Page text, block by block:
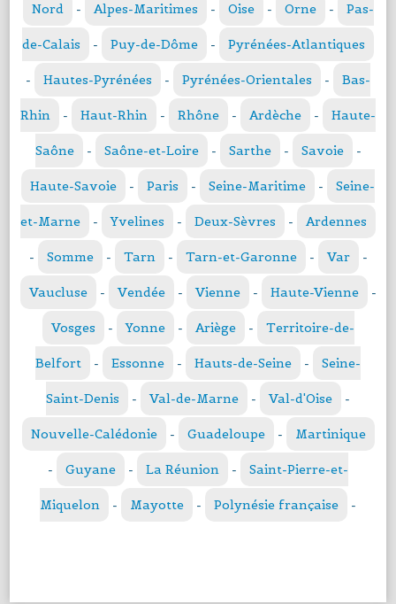
Nord - Alpes-Maritimes - Oise - Orne - Pas-
de-Calais - Puy-de-Dôme - Pyrénées-Atlantiques
- Hautes-Pyrénées - Pyrénées-Orientales - Bas-
Rhin - Haut-Rhin - Rhône - Ardèche - Haute-
Saône - Saône-et-Loire - Sarthe - Savoie -
Haute-Savoie - Paris - Seine-Maritime - Seine-
et-Marne - Yvelines - Deux-Sèvres - Ardennes
- Somme - Tarn - Tarn-et-Garonne - Var -
Vaucluse - Vendée - Vienne - Haute-Vienne -
Vosges - Yonne - Ariège - Territoire-de-
Belfort - Essonne - Hauts-de-Seine - Seine-
Saint-Denis - Val-de-Marne - Val-d'Oise -
Nouvelle-Calédonie - Guadeloupe - Martinique
- Guyane - La Réunion - Saint-Pierre-et-
Miquelon - Mayotte - Polynésie française -